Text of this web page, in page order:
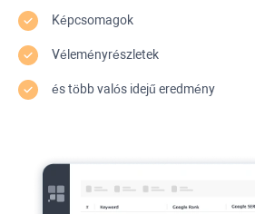
Képcsomagok
Véleményrészletek
és több valós idejű eredmény